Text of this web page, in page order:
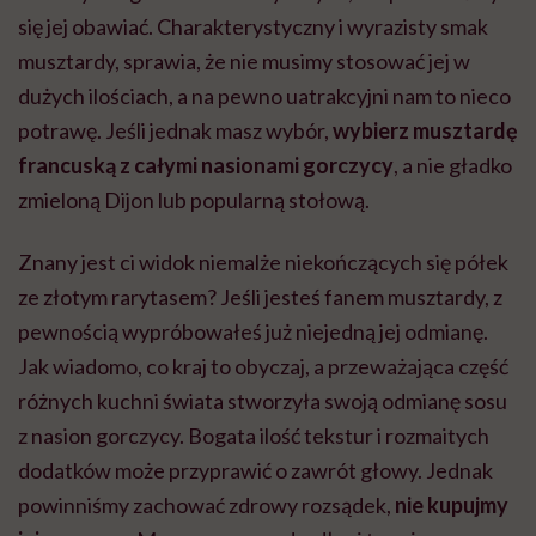
się jej obawiać. Charakterystyczny i wyrazisty smak
musztardy, sprawia, że nie musimy stosować jej w
dużych ilościach, a na pewno uatrakcyjni nam to nieco
potrawę. Jeśli jednak masz wybór,wybierz musztardę
francuską z całymi nasionami gorczycy, a nie gładko
zmieloną Dijon lub popularną stołową.
Znany jest ci widok niemalże niekończących się półek
ze złotym rarytasem? Jeśli jesteś fanem musztardy, z
pewnością wypróbowałeś już niejedną jej odmianę.
Jak wiadomo, co kraj to obyczaj, a przeważająca część
różnych kuchni świata stworzyła swoją odmianę sosu
z nasion gorczycy. Bogata ilość tekstur i rozmaitych
dodatków może przyprawić o zawrót głowy. Jednak
powinniśmy zachować zdrowy rozsądek, nie kupujmy